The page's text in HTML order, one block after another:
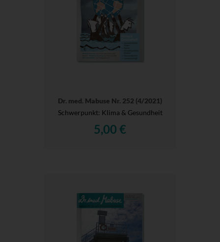
Dr. med. Mabuse Nr. 252 (4/2021)
Schwerpunkt: Klima & Gesundheit
5,00 €